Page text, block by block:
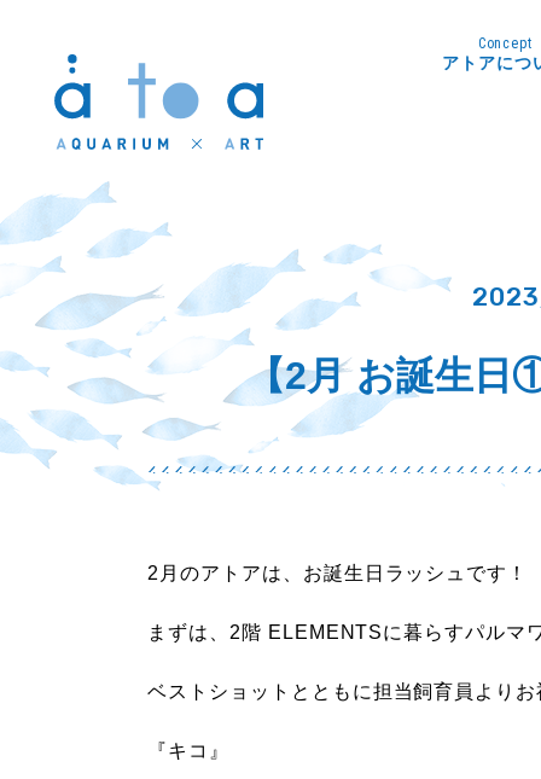
Concept
アトアにつ
2023
【2月 お誕生日
2月のアトアは、お誕生日ラッシュです！
まずは、2階 ELEMENTSに暮らすパルマ
ベストショットとともに担当飼育員より
『キコ』